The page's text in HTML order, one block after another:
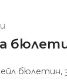
бюлетин,